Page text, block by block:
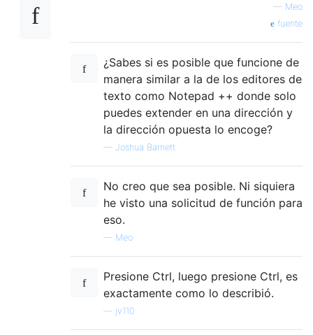
— Meo
fuente
¿Sabes si es posible que funcione de
manera similar a la de los editores de
texto como Notepad ++ donde solo
puedes extender en una dirección y
la dirección opuesta lo encoge?
— Joshua Barnett
No creo que sea posible. Ni siquiera
he visto una solicitud de función para
eso.
— Meo
Presione Ctrl, luego presione Ctrl, es
exactamente como lo describió.
jv110